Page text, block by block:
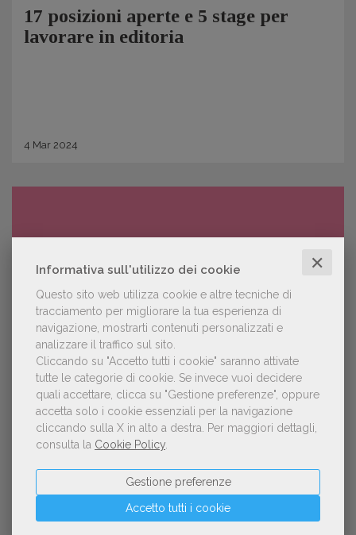
Informativa sull'utilizzo dei cookie ✕
Questo sito web utilizza cookie e altre tecniche di
tracciamento per migliorare la tua esperienza di
navigazione, mostrarti contenuti personalizzati e
analizzare il traffico sul sito.
Cliccando su "Accetto tutti i cookie" saranno attivate
tutte le categorie di cookie. Se invece vuoi decidere
quali accettare, clicca su "Gestione preferenze", oppure
accetta solo i cookie essenziali per la navigazione
cliccando sulla X in alto a destra.
Per maggiori dettagli,
consulta la Cookie Policy
Accetto tutti i cookie
Gestione preferenze
17 posizioni aperte e 5 stage per
lavorare in editoria
4 Mar 2024
OFFERTE DI LAVORO
Lavorare in editoria: 19 posizioni
aperte e 7 stage